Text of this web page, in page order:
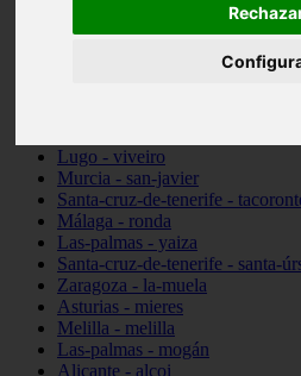
Pontevedra - lalín
Cantabria - val-de-san-vicente
Lugo - viveiro
Murcia - san-javier
Santa-cruz-de-tenerife -
Málaga - ronda
Las-palmas - yaiza
Santa-cruz-de-tenerife - santa-
Zaragoza - la-muela
Asturias - mieres
Melilla - melilla
Las-palmas - mogán
Alicante - alcoi